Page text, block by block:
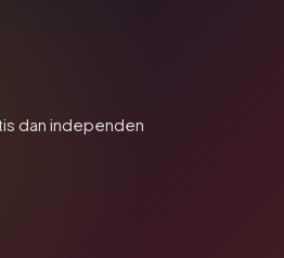
dan independen